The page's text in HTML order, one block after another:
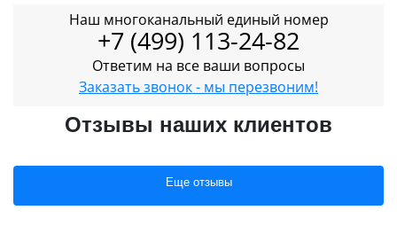
Наш многоканальный единый номер
+7 (499) 113-24-82
Ответим на все ваши вопросы
Заказать звонок - мы перезвоним!
Отзывы наших клиентов
Еще отзывы